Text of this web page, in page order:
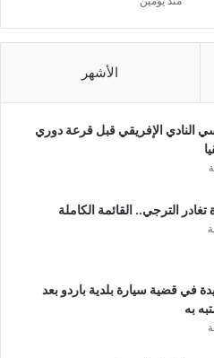
الأشهر
النادي الإفريقي قبل قرعة دوري
تغادر الترجي.. القائمة الكاملة
في قضية سيارة بلدية باردو بعد
به